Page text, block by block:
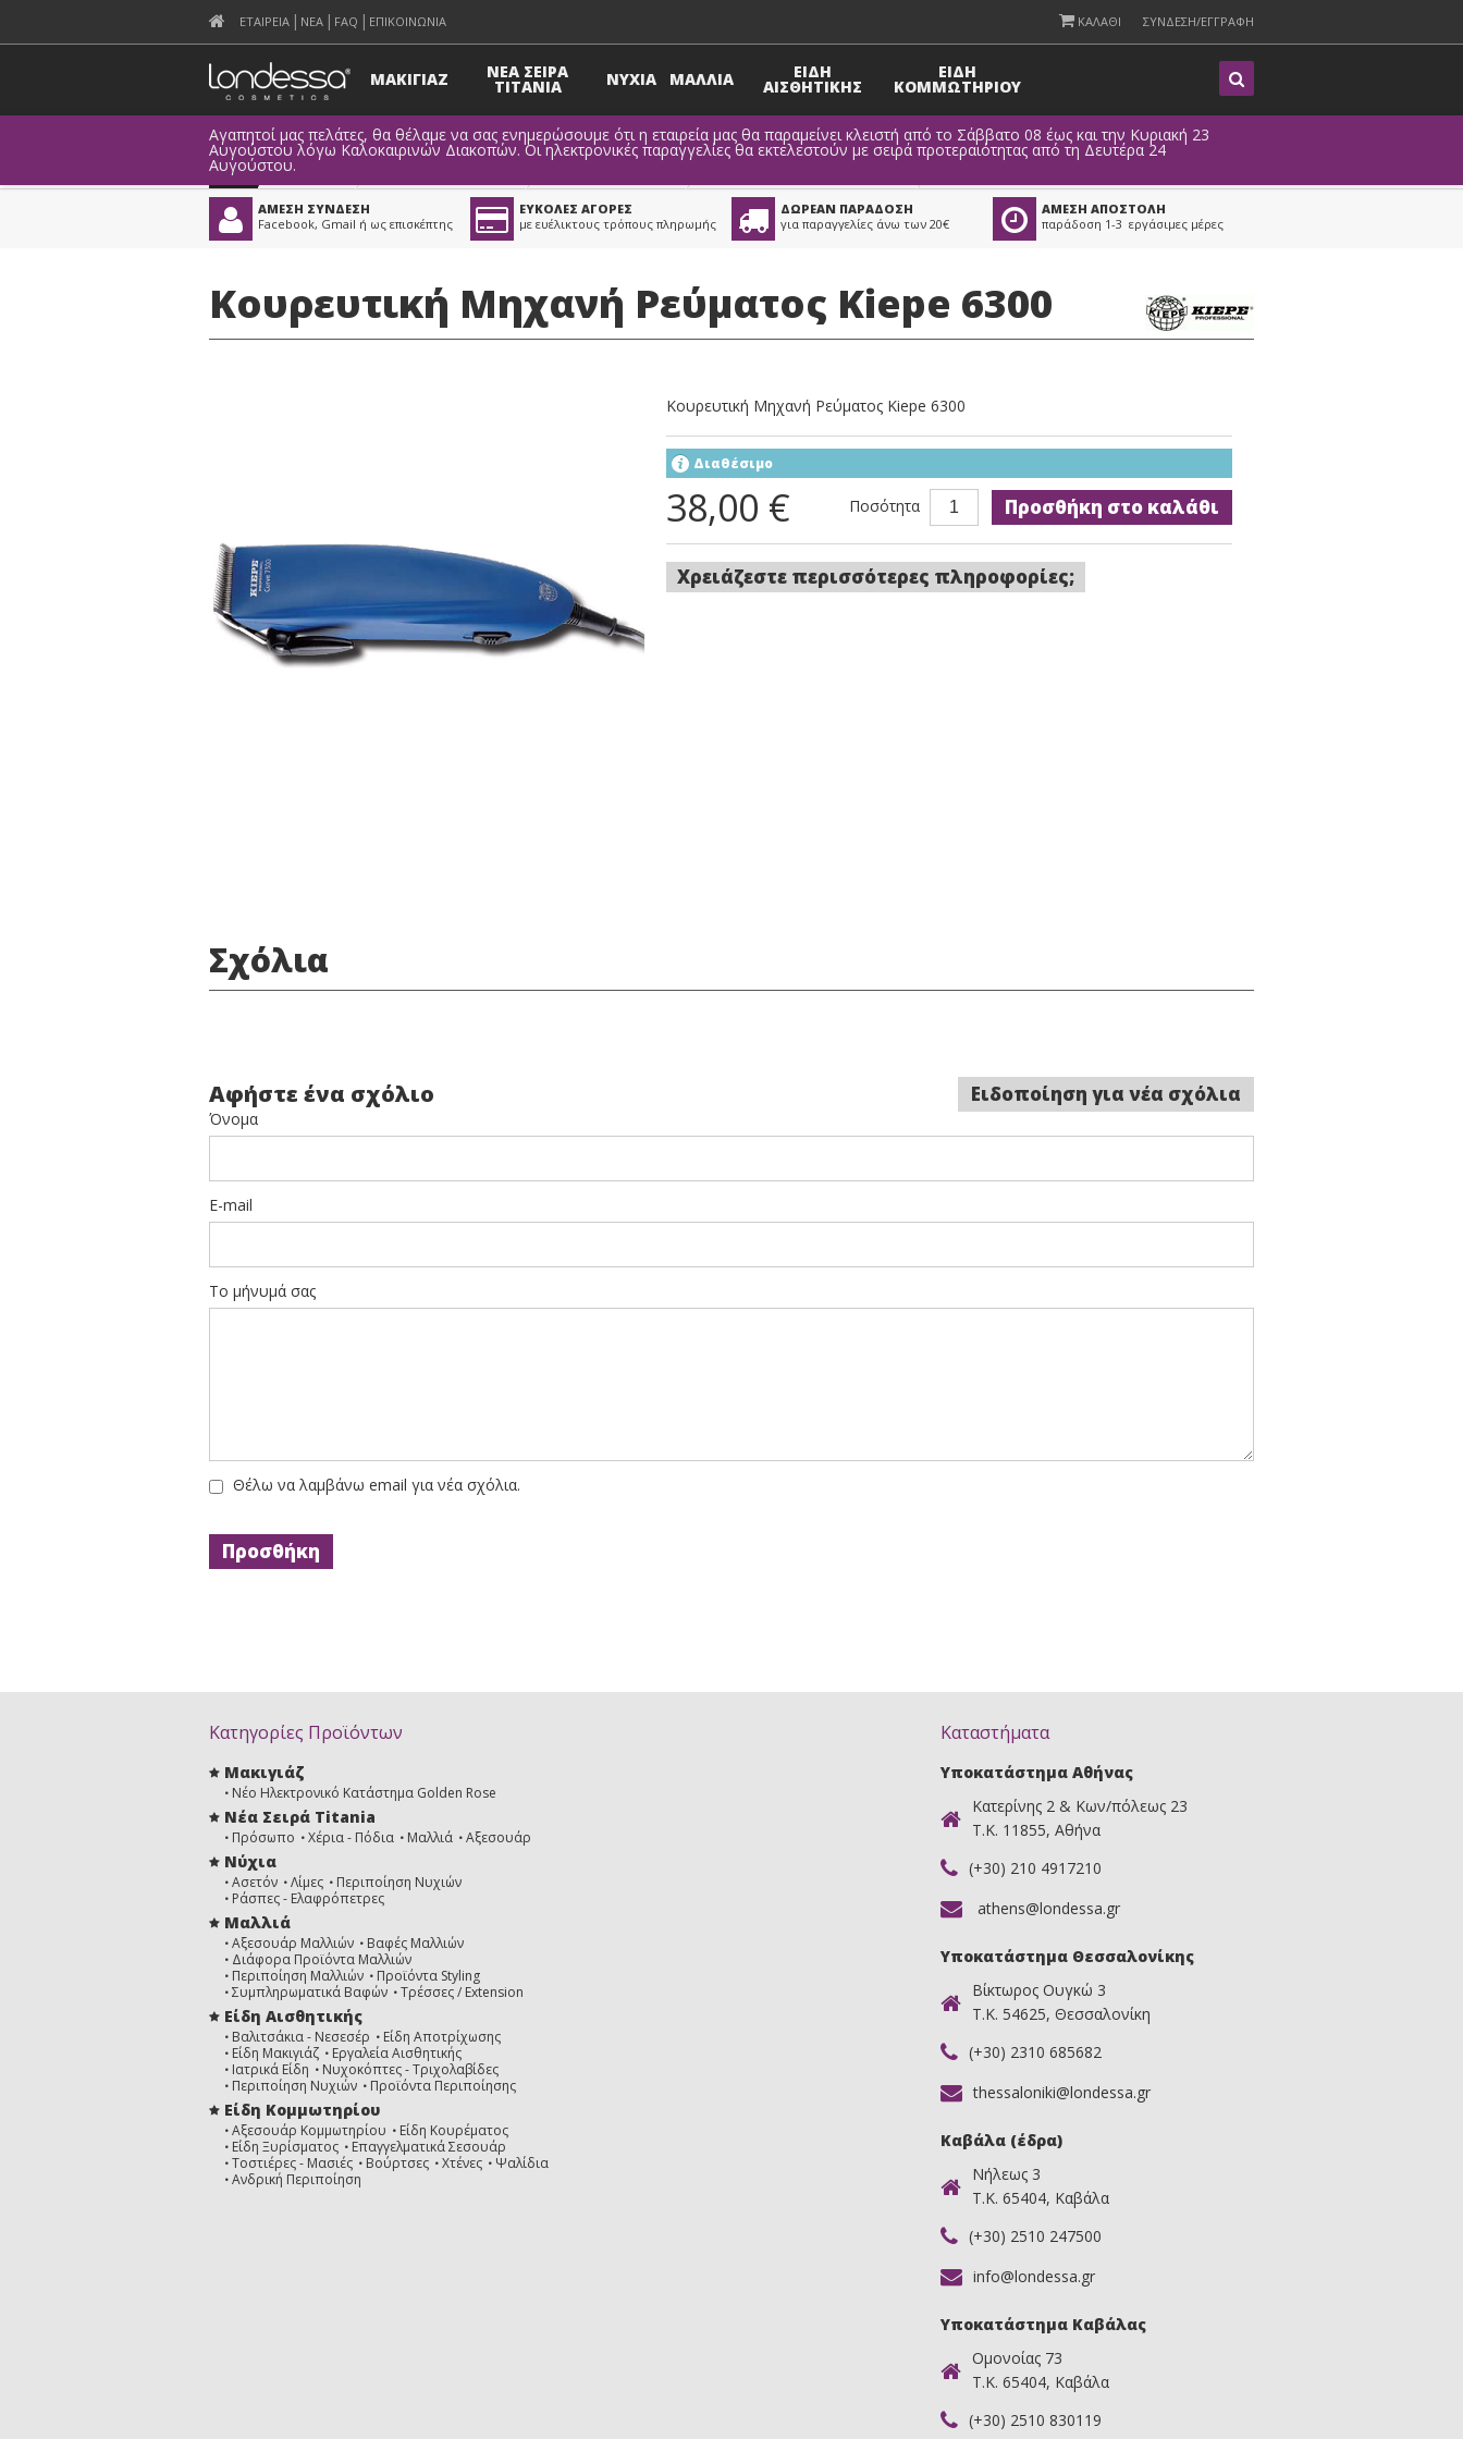
ΕΤΑΙΡΕΙΑ ΝΕΑ FAQ ΕΠΙΚΟΙΝΩΝΙΑ ΚΑΛΑΘΙ ΣΥΝΔΕΣΗ/ΕΓΓΡΑΦΗ
ΜΑΚΙΓΙΑΖ ΝΕΑ ΣΕΙΡΑ
TITANIA ΝΥΧΙΑ ΜΑΛΛΙΑ ΕΙΔΗ
ΑΙΣΘΗΤΙΚΗΣ
ΕΙΔΗ
ΚΟΜΜΩΤΗΡΙΟΥ
Αγαπητοί μας πελάτες, θα θέλαμε να σας ενημερώσουμε ότι η εταιρεία μας θα παραμείνει κλειστή από το Σάββατο 08 έως και την Κυριακή 23
Αυγούστου λόγω Καλοκαιρινών Διακοπών. Οι ηλεκτρονικές παραγγελίες θα εκτελεστούν με σειρά προτεραιότητας από τη Δευτέρα 24
Αυγούστου.Προϊόντα
ΑΜΕΣΗ ΣΥΝΔΕΣΗ
Facebook, Gmail ή ως επισκέπτης
ΕΥΚΟΛΕΣ ΑΓΟΡΕΣ
με ευέλικτους τρόπους πληρωμής
ΔΩΡΕΑΝ ΠΑΡΑΔΟΣΗ
για παραγγελίες άνω των 20€
ΑΜΕΣΗ ΑΠΟΣΤΟΛΗ
παράδοση 1-3 εργάσιμες μέρες
Κουρευτική Μηχανή Ρεύματος Kiepe 6300
Κουρευτική Μηχανή Ρεύματος Kiepe 6300
Διαθέσιμο
38,00 € Ποσότητα Προσθήκη στο καλάθι
Χρειάζεστε περισσότερες πληροφορίες;
Σχόλια
Αφήστε ένα σχόλιο Ειδοποίηση για νέα σχόλια
Όνομα
E-mail
Το μήνυμά σας
Θέλω να λαμβάνω email για νέα σχόλια.
Κατηγορίες Προϊόντων
Μακιγιάζ
Νέο Ηλεκτρονικό Κατάστημα Golden Rose
Νέα Σειρά Titania
Πρόσωπο Χέρια - Πόδια Μαλλιά Αξεσουάρ
Νύχια
Ασετόν Λίμες
Περιποίηση Νυχιών
Ράσπες - Ελαφρόπετρες
Μαλλιά
Αξεσουάρ Μαλλιών
Βαφές Μαλλιών
Διάφορα Προϊόντα Μαλλιών
Περιποίηση Μαλλιών
Προϊόντα Styling
Συμπληρωματικά Βαφών
Τρέσσες / Extension
Είδη Αισθητικής
Βαλιτσάκια - Νεσεσέρ
Είδη Αποτρίχωσης
Είδη Μακιγιάζ
Εργαλεία Αισθητικής
Ιατρικά Είδη
Νυχοκόπτες - Τριχολαβίδες
Περιποίηση Νυχιών
Προϊόντα Περιποίησης
Είδη Κομμωτηρίου
Αξεσουάρ Κομμωτηρίου
Είδη Κουρέματος
Είδη Ξυρίσματος
Επαγγελματικά Σεσουάρ
Τοστιέρες - Μασιές
Βούρτσες Χτένες
Ψαλίδια
Ανδρική Περιποίηση
Καταστήματα
Υποκατάστημα Αθήνας
Κατερίνης 2 & Κων/πόλεως 23
Τ.Κ. 11855, Αθήνα
(+30) 210 4917210
athens@londessa.gr
Υποκατάστημα Θεσσαλονίκης
Βίκτωρος Ουγκώ 3
Τ.Κ. 54625, Θεσσαλονίκη
(+30) 2310 685682
thessaloniki@londessa.gr
Καβάλα (έδρα)
Νήλεως 3
Τ.Κ. 65404, Καβάλα
(+30) 2510 247500
info@londessa.gr
Υποκατάστημα Καβάλας
Ομονοίας 73
Τ.Κ. 65404, Καβάλα
(+30) 2510 830119